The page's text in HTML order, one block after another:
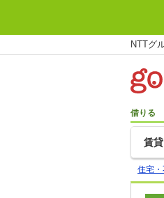
NTTグ
借りる
賃貸
住宅